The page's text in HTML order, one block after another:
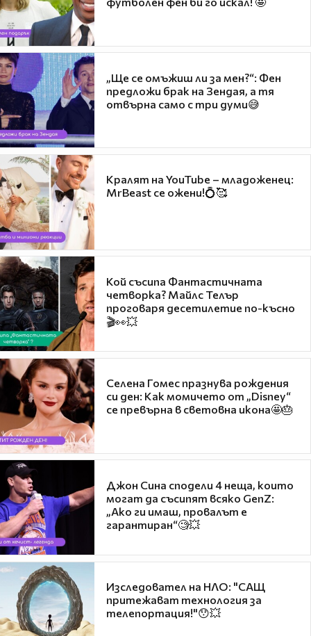
„Ще се омъжиш ли за мен?“: Фен
предложи брак на Зендая, а тя
отвърна само с три думи😅
Кралят на YouTube – младоженец:
MrBeast се ожени!💍🥰
Кой съсипа Фантастичната
четворка? Майлс Телър
проговаря десетилетие по-късно
🎬👀💥
Селена Гомес празнува рождения
си ден: Как момичето от „Disney“
се превърна в световна икона🤩🎂
Джон Сина сподели 4 неща, които
могат да съсипят всяко GenZ:
„Ако ги имаш, провалът е
гарантиран“🧐💥
Изследовател на НЛО: "САЩ
притежават технология за
телепортация!"😯💥